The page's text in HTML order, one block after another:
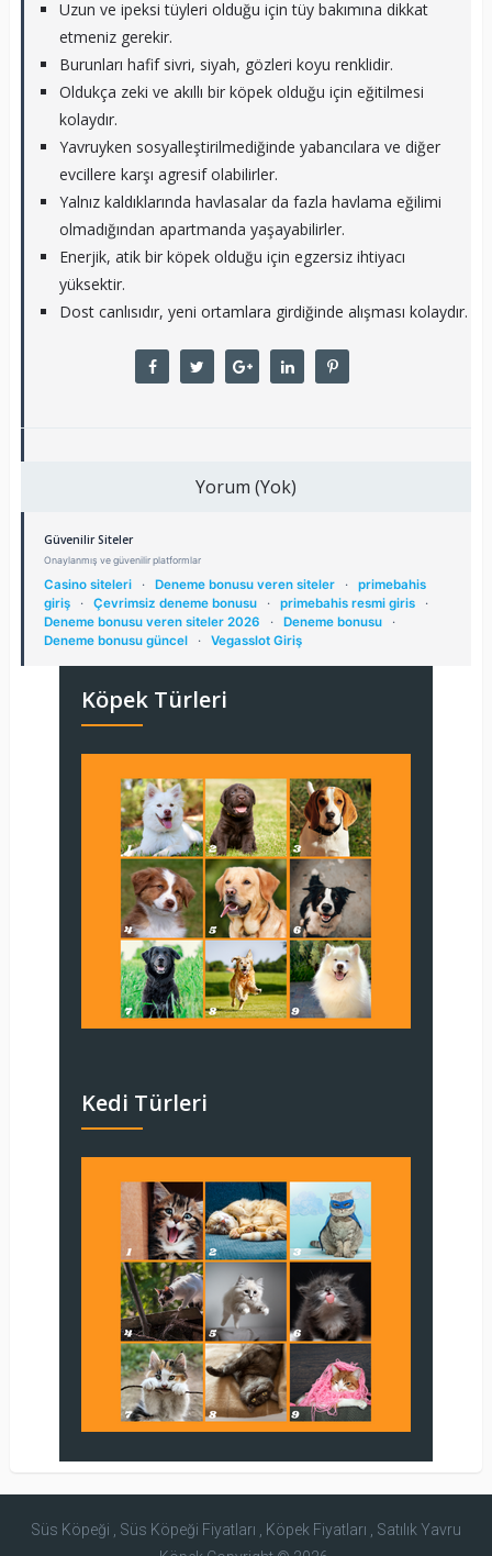
Uzun ve ipeksi tüyleri olduğu için tüy bakımına dikkat
etmeniz gerekir.
Burunları hafif sivri, siyah, gözleri koyu renklidir.
Oldukça zeki ve akıllı bir köpek olduğu için eğitilmesi
kolaydır.
Yavruyken sosyalleştirilmediğinde yabancılara ve diğer
evcillere karşı agresif olabilirler.
Yalnız kaldıklarında havlasalar da fazla havlama eğilimi
olmadığından apartmanda yaşayabilirler.
Enerjik, atik bir köpek olduğu için egzersiz ihtiyacı
yüksektir.
Dost canlısıdır, yeni ortamlara girdiğinde alışması kolaydır.
Yorum (Yok)
Güvenilir Siteler
Onaylanmış ve güvenilir platformlar
Casino siteleri · Deneme bonusu veren siteler ·
primebahis
giriş
· Çevrimsiz deneme bonusu · primebahis resmi giris
·
Deneme bonusu veren siteler 2026
· Deneme bonusu
·
Deneme bonusu güncel
· Vegasslot Giriş
Köpek Türleri
Kedi Türleri
Süs Köpeği , Süs Köpeği Fiyatları , Köpek Fiyatları , Satılık Yavru